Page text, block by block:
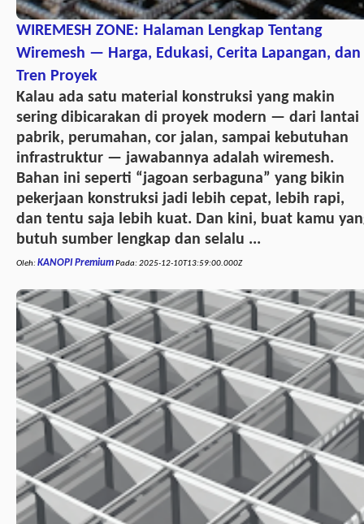
WIREMESH ZONE: Halaman Lengkap Tentang
Wiremesh — Harga, Edukasi, Cerita Lapangan, dan
Tren Proyek
Kalau ada satu material konstruksi yang makin
sering dibicarakan di proyek modern — dari lantai
pabrik, perumahan, cor jalan, sampai kebutuhan
infrastruktur — jawabannya adalah wiremesh.
Bahan ini seperti “jagoan serbaguna” yang bikin
pekerjaan konstruksi jadi lebih cepat, lebih rapi,
dan tentu saja lebih kuat. Dan kini, buat kamu
butuh sumber lengkap dan selalu ...
Oleh:KANOPI PremiumPada:2025-12-10T13:59:00.000Z